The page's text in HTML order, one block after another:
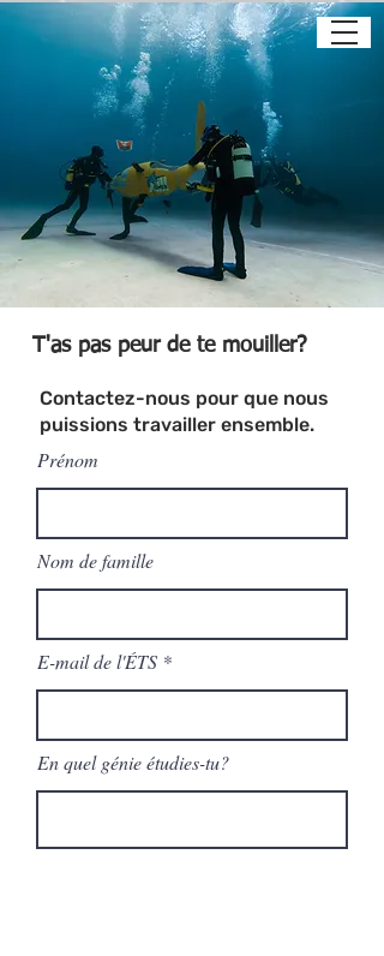
T'as pas peur de te mouiller?
Contactez-nous pour que nous
puissions travailler ensemble.
Prénom
Nom de famille
E-mail de l'ÉTS
En quel génie étudies-tu?